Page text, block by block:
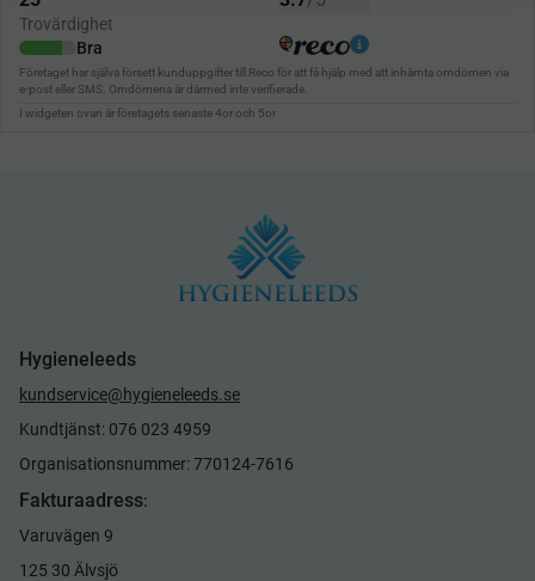
Hygieneleeds
kundservice@hygieneleeds.se
Kundtjänst: 076 023 4959
Organisationsnummer: 770124-7616
Fakturaadress:
Varuvägen 9
125 30 Älvsjö